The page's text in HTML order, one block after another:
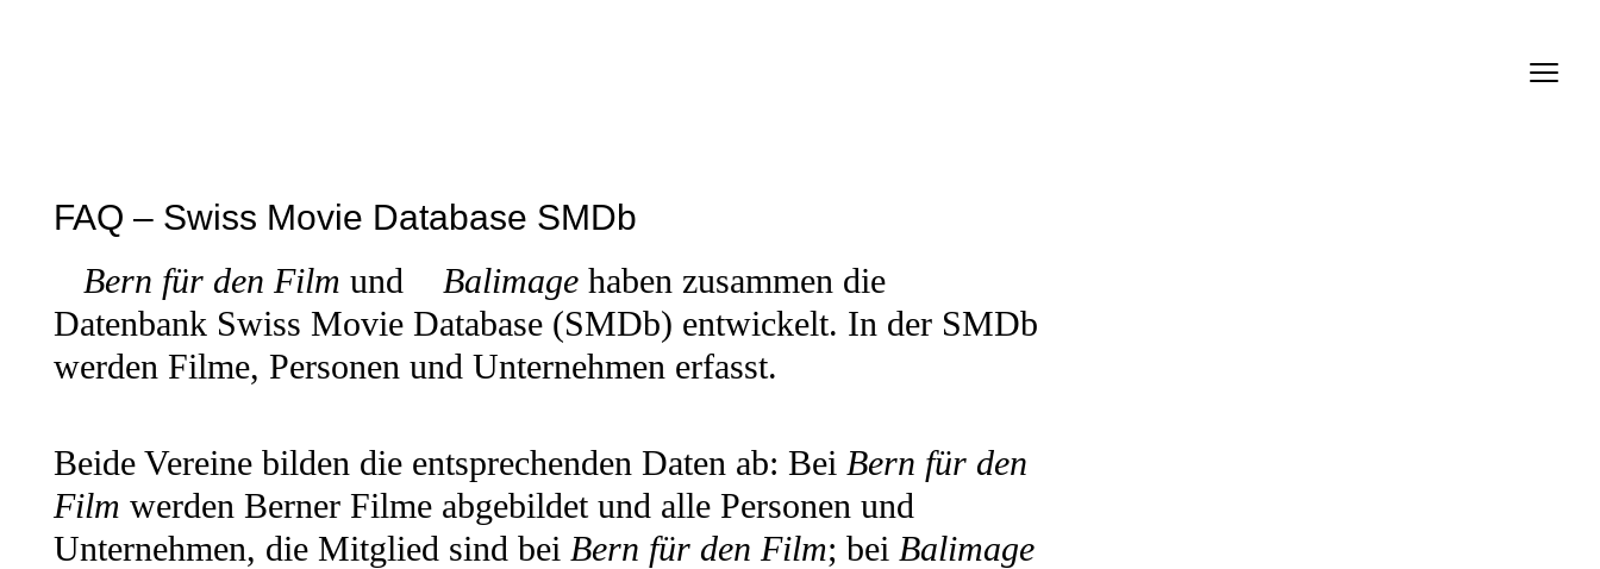
FAQ – Swiss Movie Database SMDb
Bern für den Film und Balimage haben zusammen die
Datenbank Swiss Movie Database (SMDb) entwickelt. In der SMDb
werden Filme, Personen und Unternehmen erfasst.
Beide Vereine bilden die entsprechenden Daten ab: Bei Bern für den
Film werden Berner Filme abgebildet und alle Personen und
Unternehmen, die Mitglied sind bei Bern für den Film; bei Balimage